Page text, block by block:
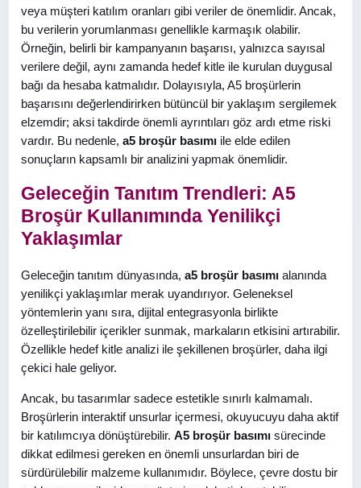
veya müşteri katılım oranları gibi veriler de önemlidir. Ancak,
bu verilerin yorumlanması genellikle karmaşık olabilir.
Örneğin, belirli bir kampanyanın başarısı, yalnızca sayısal
verilere değil, aynı zamanda hedef kitle ile kurulan duygusal
bağı da hesaba katmalıdır. Dolayısıyla, A5 broşürlerin
başarısını değerlendirirken bütüncül bir yaklaşım sergilemek
elzemdir; aksi takdirde önemli ayrıntıları göz ardı etme riski
vardır. Bu nedenle, a5 broşür basımı ile elde edilen
sonuçların kapsamlı bir analizini yapmak önemlidir.
Geleceğin Tanıtım Trendleri: A5
Broşür Kullanımında Yenilikçi
Yaklaşımlar
Geleceğin tanıtım dünyasında, a5 broşür basımı alanında
yenilikçi yaklaşımlar merak uyandırıyor. Geleneksel
yöntemlerin yanı sıra, dijital entegrasyonla birlikte
özelleştirilebilir içerikler sunmak, markaların etkisini artırabilir.
Özellikle hedef kitle analizi ile şekillenen broşürler, daha ilgi
çekici hale geliyor.
Ancak, bu tasarımlar sadece estetikle sınırlı kalmamalı.
Broşürlerin interaktif unsurlar içermesi, okuyucuyu daha aktif
bir katılımcıya dönüştürebilir. A5 broşür basımı sürecinde
dikkat edilmesi gereken en önemli unsurlardan biri de
sürdürülebilir malzeme kullanımıdır. Böylece, çevre dostu bir